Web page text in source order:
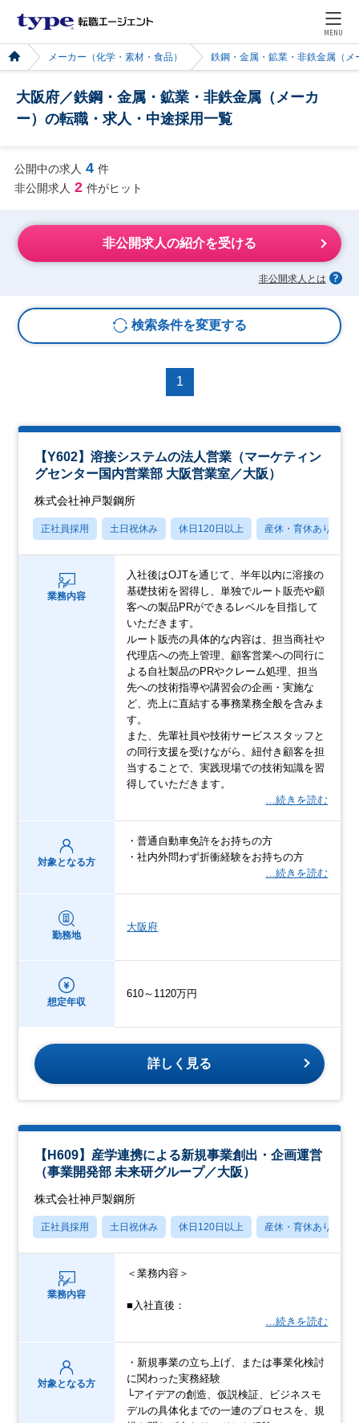
MENU
メーカー（化学・素材・食品） 鉄鋼・金属・鉱業・非鉄金属（メ
大阪府／鉄鋼・金属・鉱業・非鉄金属（メーカ
ー）の転職・求人・中途採用一覧
公開中の求人 4 件
非公開求人 2 件がヒット
非公開求人の紹介を受ける
非公開求人とは
検索条件を変更する
1
【Y602】溶接システムの法人営業（マーケティン
グセンター国内営業部 大阪営業室／大阪）
株式会社神戸製鋼所
正社員採用 土日祝休み 休日120日以上 産休・育休あり
業務内容
入社後はOJTを通じて、半年以内に溶接の
基礎技術を習得し、単独でルート販売や顧
客への製品PRができるレベルを目指して
いただきます。
ルート販売の具体的な内容は、担当商社や
代理店への売上管理、顧客営業への同行に
よる自社製品のPRやクレーム処理、担当
先への技術指導や講習会の企画・実施な
ど、売上に直結する事務業務全般を含みま
す。
また、先輩社員や技術サービススタッフと
の同行支援を受けながら、紐付き顧客を担
当することで、実践現場での技術知識を習
得していただきます。
…続きを読む
対象となる方
・普通自動車免許をお持ちの方
・社内外問わず折衝経験をお持ちの方
…続きを読む
勤務地
大阪府
想定年収
610～1120万円
詳しく見る
【H609】産学連携による新規事業創出・企画運営
（事業開発部 未来研グループ／大阪）
株式会社神戸製鋼所
正社員採用 土日祝休み 休日120日以上 産休・育休あり
業務内容
＜業務内容＞
■入社直後：
…続きを読む
対象となる方
・新規事業の立ち上げ、または事業化検討
に関わった実務経験
└アイデアの創造、仮説検証、ビジネスモ
デルの具体化までの一連のプロセスを、規